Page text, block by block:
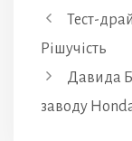
Тест-
Рішучість
Давида
заводу